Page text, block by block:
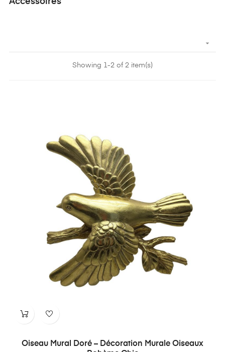

Showing 1-2 of 2 item(s)
Oiseau Mural Doré – Décoration Murale Oiseaux